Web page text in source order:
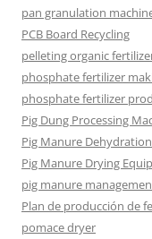
pan granulation
PCB Board Recycling
pelleting organic
phosphate fertilizer
phosphate fertilizer
Pig Dung Processing
Pig Manure
Pig Manure Drying
pig manure
Plan de producción de
pomace dryer